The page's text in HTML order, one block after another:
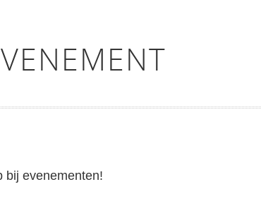
bij evenementen!